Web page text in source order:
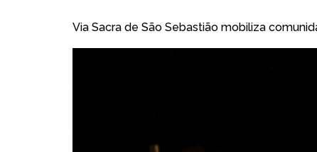
Via Sacra de São Sebastião mobiliza